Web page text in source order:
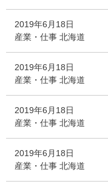
2019年6月18日
産業・仕事 北海道
2019年6月18日
産業・仕事 北海道
2019年6月18日
産業・仕事 北海道
2019年6月18日
産業・仕事 北海道